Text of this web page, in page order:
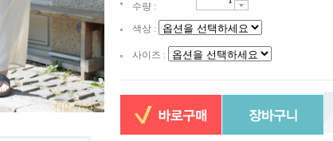
수량 :
색상 :
사이즈 :